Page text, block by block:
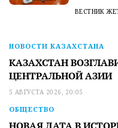
ВЕСТНИК
НОВОСТИ КАЗАХСТАНА
КАЗАХСТАН
ЦЕНТРАЛЬНОЙ АЗИИ
5 АВГУСТА 2026, 20:05
ОБЩЕСТВО
НОВАЯ ДАТА В